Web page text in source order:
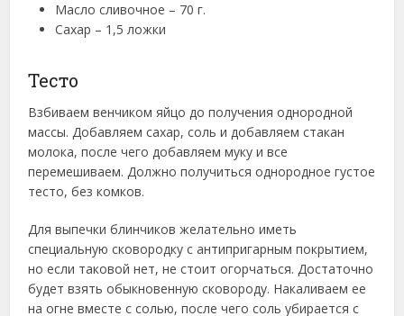
Масло сливочное – 70 г.
Сахар – 1,5 ложки
Тесто
Взбиваем венчиком яйцо до получения однородной
массы. Добавляем сахар, соль и добавляем стакан
молока, после чего добавляем муку и все
перемешиваем. Должно получиться однородное густое
тесто, без комков.
Для выпечки блинчиков желательно иметь
специальную сковородку с антипригарным покрытием,
но если таковой нет, не стоит огорчаться. Достаточно
будет взять обыкновенную сковороду. Накаливаем ее
на огне вместе с солью, после чего соль убирается с